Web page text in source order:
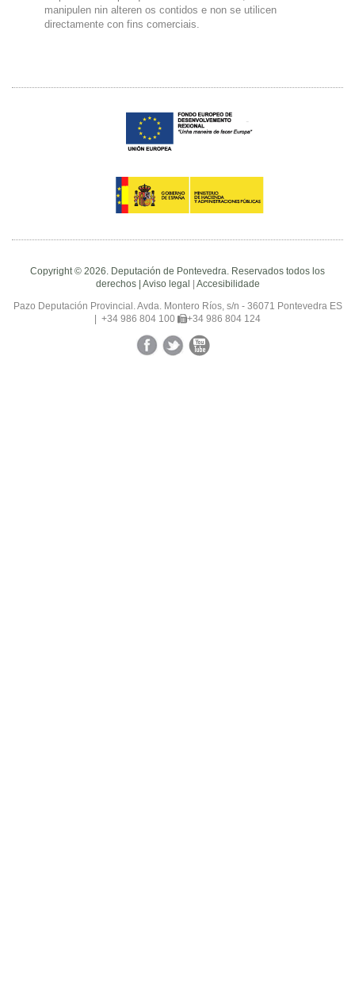
manipulen nin alteren os contidos e non se utilicen
directamente con fins comerciais.
Copyright © 2026. Deputación de Pontevedra. Reservados todos los
derechos | Aviso legal | Accesibilidade
Pazo Deputación Provincial. Avda. Montero Ríos, s/n - 36071 Pontevedra ES
| +34 986 804 100
+34 986 804 124
FacebookTwitterYouTube